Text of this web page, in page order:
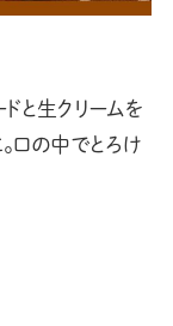
と生クリームを
口の中でとろけ